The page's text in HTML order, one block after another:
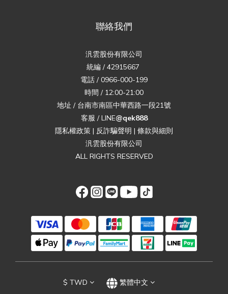
聯絡我們
汎雲股份有限公司
統編 / 42915667
電話 / 0966-000-199
時間 / 12:00-21:00
地址 / 台南市南區中華西路一段21號
客服 / LINE@qek888
隱私權政策 | 反詐騙聲明 | 條款與細則
汎雲股份有限公司
ALL RIGHTS RESERVED
$ TWD 繁體中文